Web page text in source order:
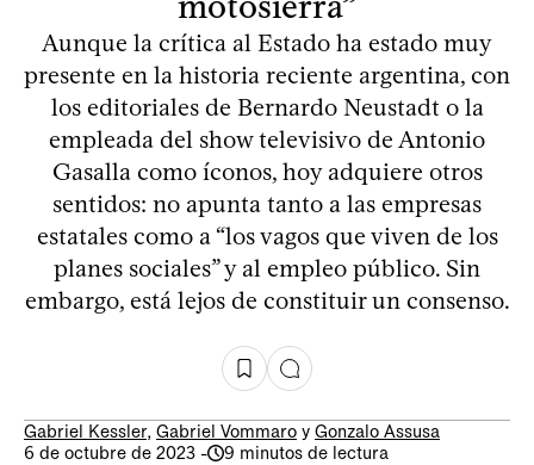
Aunque la crítica al Estado ha estado muy
presente en la historia reciente argentina, con
los editoriales de Bernardo Neustadt o la
empleada del show televisivo de Antonio
Gasalla como íconos, hoy adquiere otros
sentidos: no apunta tanto a las empresas
estatales como a “los vagos que viven de los
planes sociales” y al empleo público. Sin
embargo, está lejos de constituir un consenso.
Gabriel Kessler, Gabriel Vommaro y Gonzalo Assusa
6 de octubre de 2023 - 9 minutos de lectura